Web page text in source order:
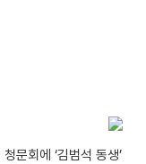
문회에 ‘김범석 동생’